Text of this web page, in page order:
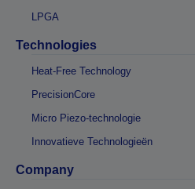
LPGA
Technologies
Heat-Free Technology
PrecisionCore
Micro Piezo-technologie
Innovatieve Technologieën
Company